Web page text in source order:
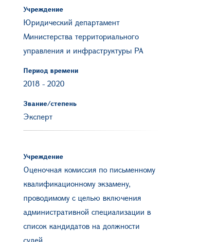
Учреждение
Юридический департамент
Министерства территориального
управления и инфраструктуры РА
Период времени
2018 - 2020
Звание/степень
Эксперт
Учреждение
Оценочная комиссия по письменному
квалификационному экзамену,
проводимому с целью включения
административной специализации в
список кандидатов на должности
судей